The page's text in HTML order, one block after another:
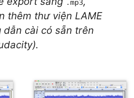
.mp3
thêm thư viện LAME
dẫn cài có sẵn trên